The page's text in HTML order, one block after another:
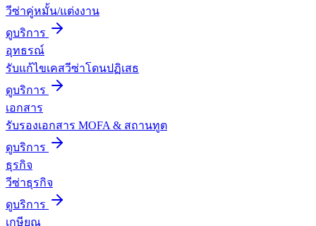
วีซ่าคู่หมั้น/แต่งงาน
ดูบริการ
อุทธรณ์
รับแก้ไขเคสวีซ่าโดนปฏิเสธ
ดูบริการ
เอกสาร
รับรองเอกสาร MOFA & สถานทูต
ดูบริการ
ธุรกิจ
วีซ่าธุรกิจ
ดูบริการ
เกษียณ